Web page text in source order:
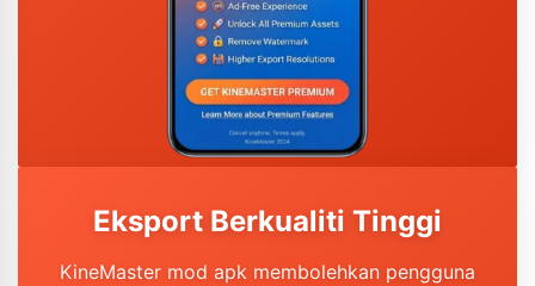
Eksport Berkualiti Tinggi
KineMaster mod apk membolehkan pengguna